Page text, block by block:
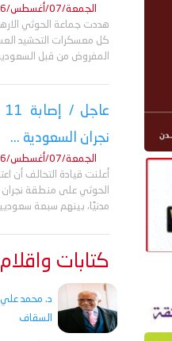
الجمعة/07/أغسطس/2026 - 08:36 م
هددت جماعة الحوثي
كل معسكرات التحشيد
المفروض من قبل
نجران السعودية ...
الجمعة/07/أغسطس/2026 - 12:38 ص
أعلنت قيادة التحالف أن
مدنيًا، بينهم سبعة
كتابات واقلام
د. محمد علي
السقاف